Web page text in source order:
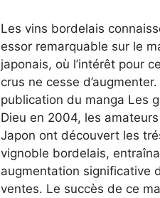
Les vins bordelais
essor remarquable sur le
japonais, où l’intérêt pour
crus ne cesse
publication du manga Les
Dieu en 2004, les
Japon ont découvert les
vignoble bordelais,
augmentation significative
ventes. Le succès de ce